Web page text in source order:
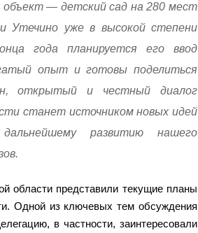
— детский сад на 280 мест
Утечино уже в высокой степени
года планируется его ввод
опыт и готовы поделиться
открытый и честный диалог
станет источником новых идей
развитию нашего
области представили текущие планы
Одной из ключевых тем обсуждения
в частности, заинтересовали